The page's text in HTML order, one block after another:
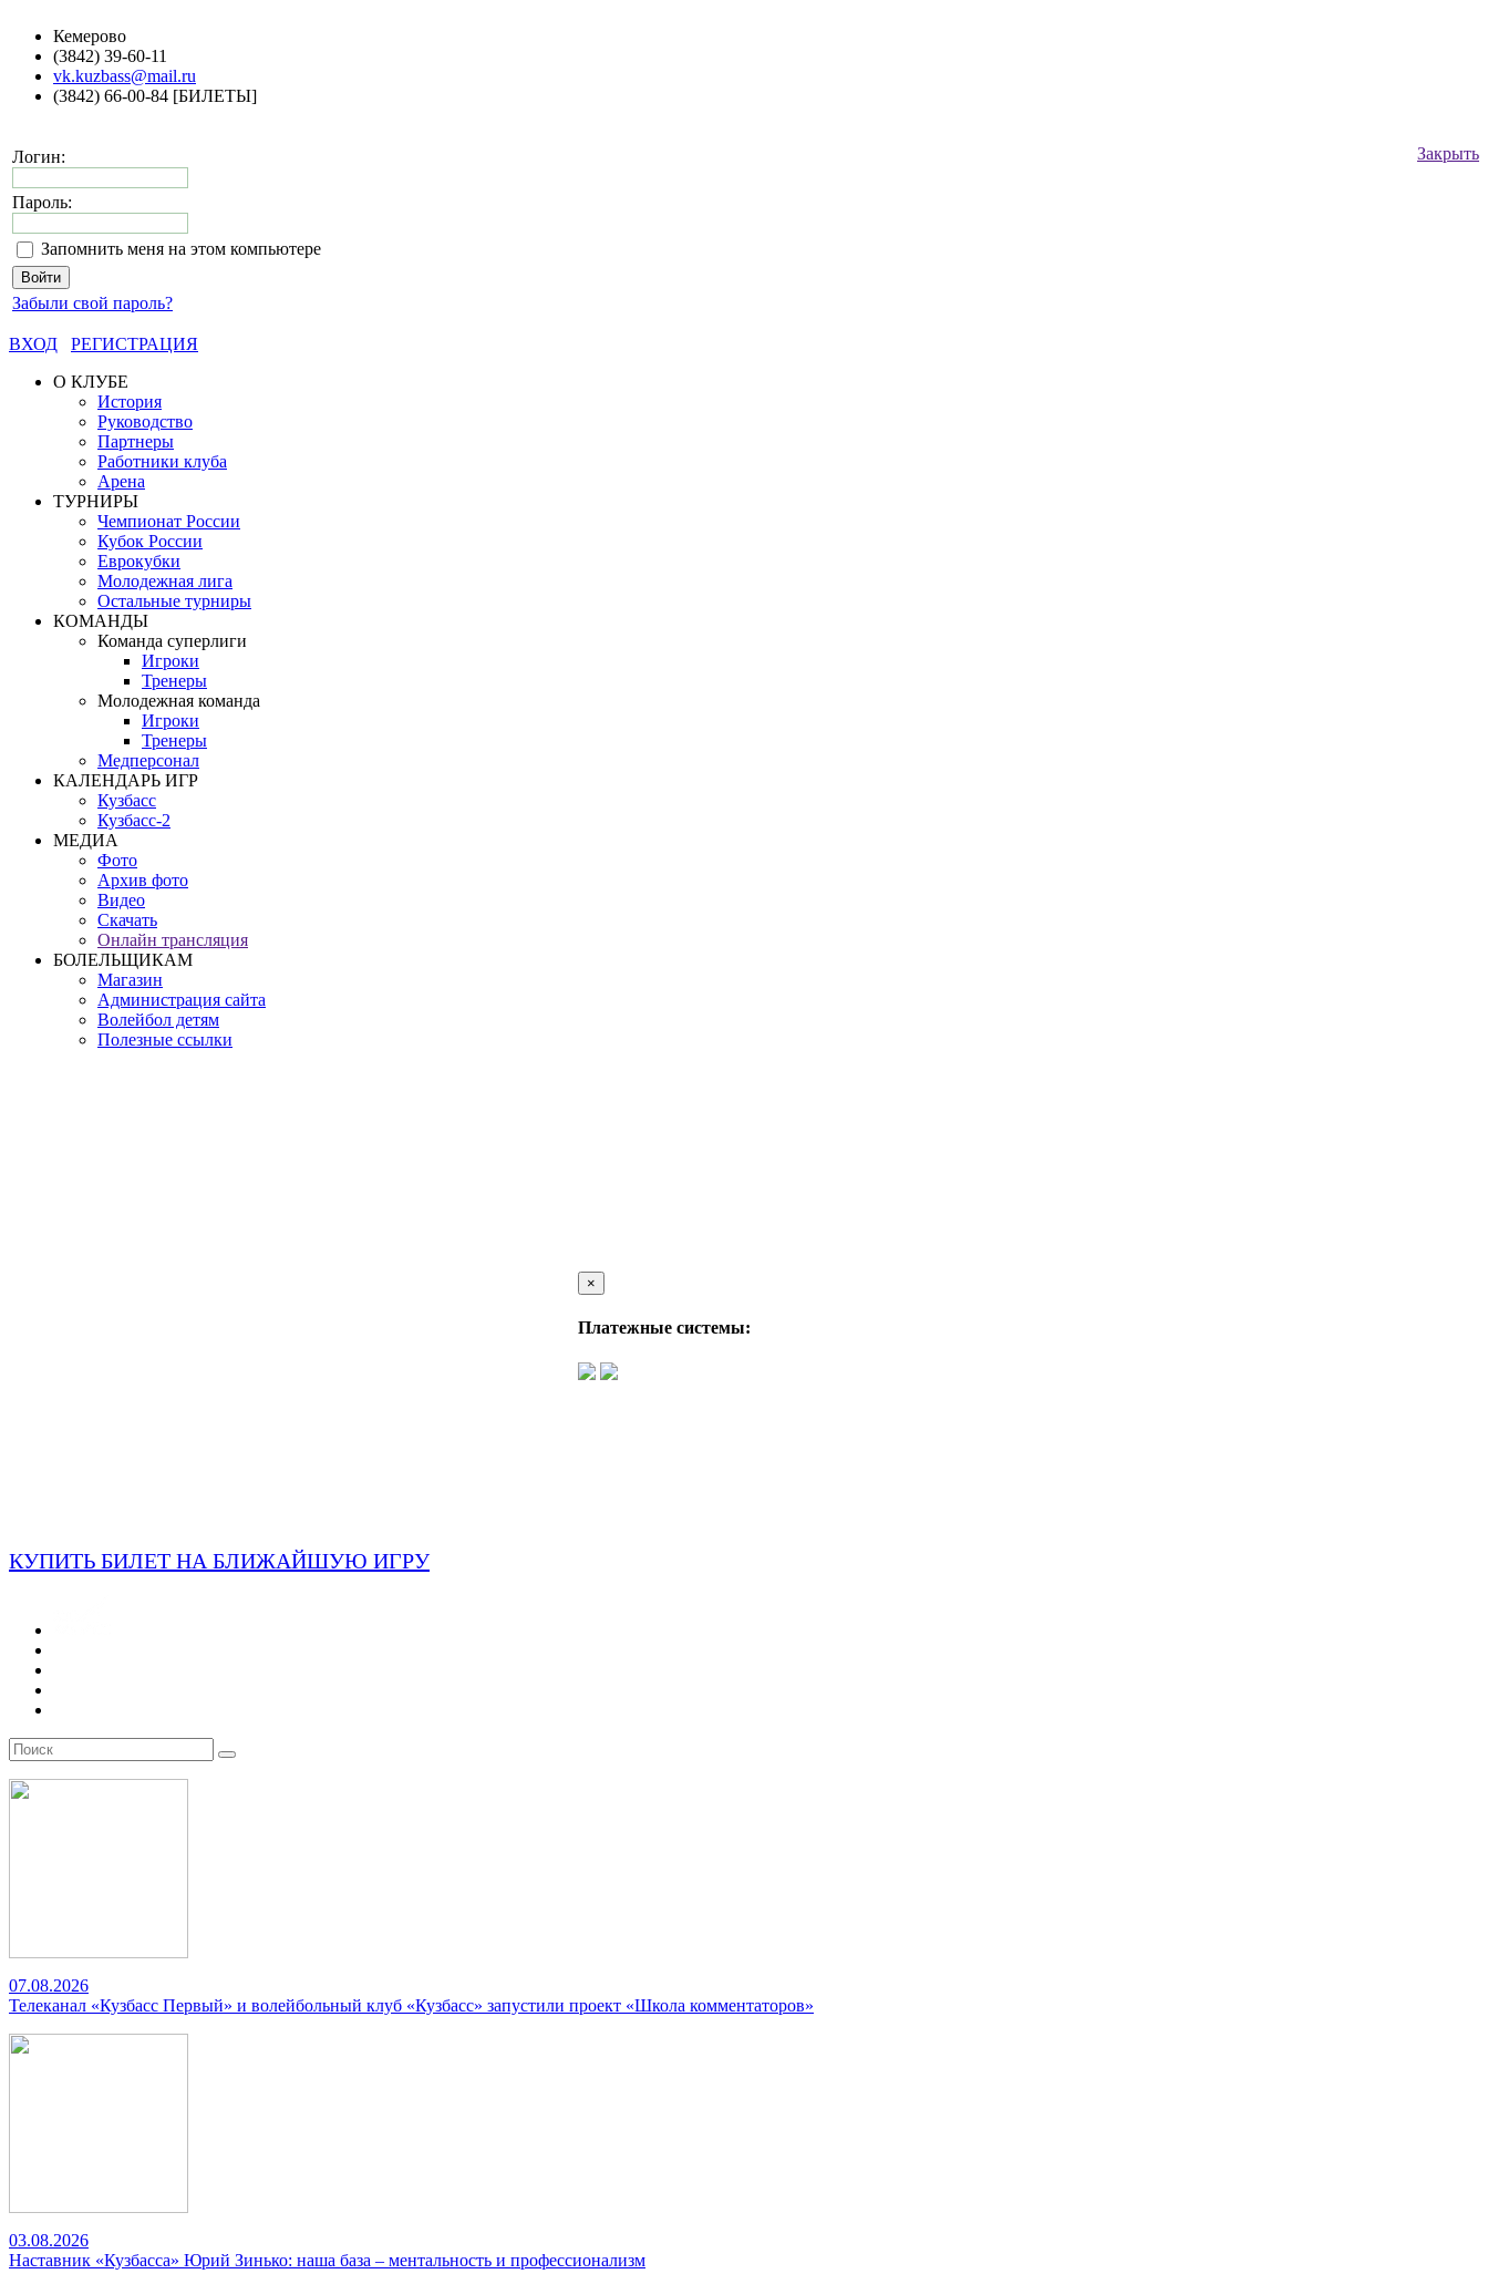
Кемерово
(3842) 39-60-11
vk.kuzbass@mail.ru
(3842) 66-00-84 [БИЛЕТЫ]
Закрыть
Логин:
Пароль:
Запомнить меня на этом компьютере
Забыли свой пароль?
ВХОД
РЕГИСТРАЦИЯ
О КЛУБЕ
История
Руководство
Партнеры
Работники клуба
Арена
ТУРНИРЫ
Чемпионат России
Кубок России
Еврокубки
Молодежная лига
Остальные турниры
КОМАНДЫ
Команда суперлиги
Игроки
Тренеры
Молодежная команда
Игроки
Тренеры
Медперсонал
КАЛЕНДАРЬ ИГР
Кузбасс
Кузбасс-2
МЕДИА
Фото
Архив фото
Видео
Скачать
Онлайн трансляция
БОЛЕЛЬЩИКАМ
Магазин
Администрация сайта
Волейбол детям
Полезные ссылки
×
Платежные системы:
КУПИТЬ БИЛЕТ НА БЛИЖАЙШУЮ ИГРУ
07.08.2026
Телеканал «Кузбасс Первый» и волейбольный клуб «Кузбасс» запустили проект «Школа комментаторов»
03.08.2026
Наставник «Кузбасса» Юрий Зинько: наша база – ментальность и профессионализм